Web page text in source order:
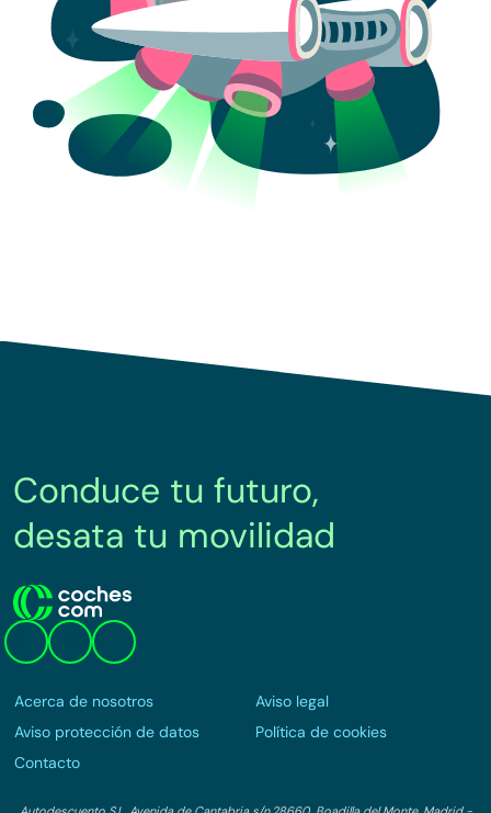
Conduce tu futuro,
desata tu movilidad
Acerca de nosotros
Aviso legal
Aviso protección de datos
Política de cookies
Contacto